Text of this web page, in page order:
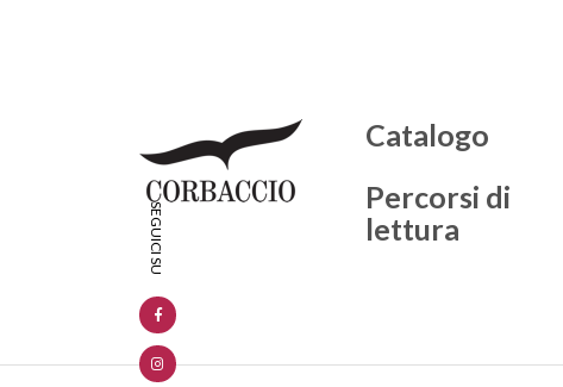
Catalogo
Percorsi di
lettura